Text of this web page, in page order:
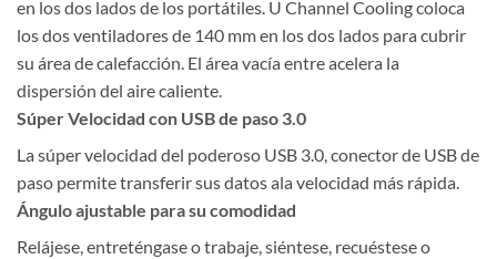
en los dos lados de los portátiles. U Channel Cooling coloca
los dos ventiladores de 140 mm en los dos lados para cubrir
su área de calefacción. El área vacía entre acelera la
dispersión del aire caliente.
Súper Velocidad con USB de paso 3.0
La súper velocidad del poderoso USB 3.0, conector de USB de
paso permite transferir sus datos ala velocidad más rápida.
Ángulo ajustable para su comodidad
Relájese, entreténgase o trabaje, siéntese, recuéstese o